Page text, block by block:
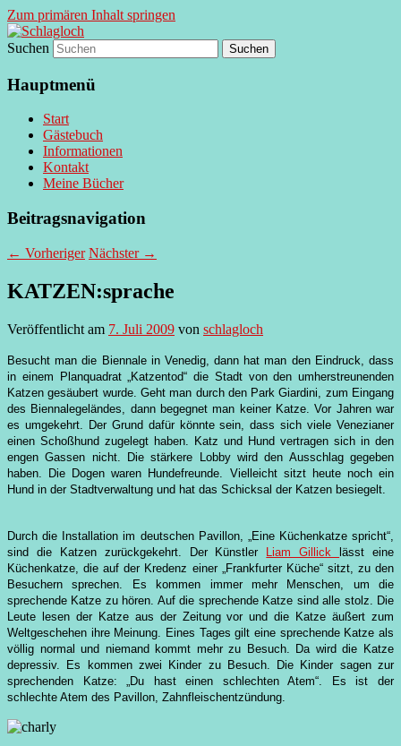
Zum primären Inhalt springen
Schlagloch
supersberger taggedanken
Suchen
Hauptmenü
Start
Gästebuch
Informationen
Kontakt
Meine Bücher
Beitragsnavigation
← Vorheriger Nächster →
KATZEN:sprache
Veröffentlicht am 7. Juli 2009 von schlagloch
Besucht man die Biennale in Venedig, dann hat man den Eindruck, dass
in einem Planquadrat „Katzentod“ die Stadt von den umherstreunenden
Katzen gesäubert wurde. Geht man durch den Park Giardini, zum Eingang
des Biennalegeländes, dann begegnet man keiner Katze. Vor Jahren war
es umgekehrt. Der Grund dafür könnte sein, dass sich viele Venezianer
einen Schoßhund zugelegt haben. Katz und Hund vertragen sich in den
engen Gassen nicht. Die stärkere Lobby wird den Ausschlag gegeben
haben. Die Dogen waren Hundefreunde. Vielleicht sitzt heute noch ein
Hund in der Stadtverwaltung und hat das Schicksal der Katzen besiegelt.
Durch die Installation im deutschen Pavillon, „Eine Küchenkatze spricht“,
sind die Katzen zurückgekehrt. Der Künstler Liam Gillicklässt eine
Küchenkatze, die auf der Kredenz einer „Frankfurter Küche“ sitzt, zu den
Besuchern sprechen. Es kommen immer mehr Menschen, um die
sprechende Katze zu hören. Auf die sprechende Katze sind alle stolz. Die
Leute lesen der Katze aus der Zeitung vor und die Katze äußert zum
Weltgeschehen ihre Meinung. Eines Tages gilt eine sprechende Katze als
völlig normal und niemand kommt mehr zu Besuch. Da wird die Katze
depressiv. Es kommen zwei Kinder zu Besuch. Die Kinder sagen zur
sprechenden Katze: „Du hast einen schlechten Atem“. Es ist der
schlechte Atem des Pavillon, Zahnfleischentzündung.